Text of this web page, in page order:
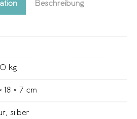
Beschreibung
kg
18 × 7 cm
silber